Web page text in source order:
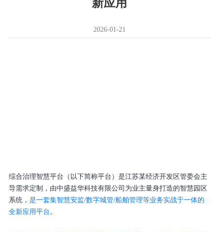
新应用
2026-01-21
综合治理智慧平台（以下简称平台）是江苏某经济开发区管委会主
导需求定制，由中盛益华科技有限公司为业主量身打造的智慧园区
系统， 是一套集智慧安监/数字城管/船舶管理等业务实战于一体的
全新应用平台 。